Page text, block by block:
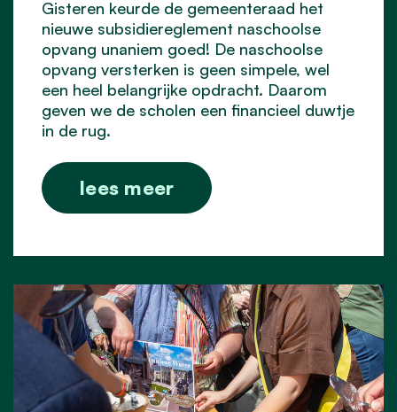
Gisteren keurde de gemeenteraad het
nieuwe subsidiereglement naschoolse
opvang unaniem goed! De naschoolse
opvang versterken is geen simpele, wel
een heel belangrijke opdracht. Daarom
geven we de scholen een financieel duwtje
in de rug.
lees meer